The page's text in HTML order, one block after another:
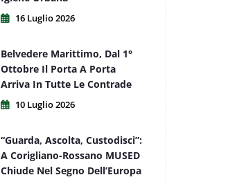
16 Luglio 2026
Belvedere Marittimo, Dal 1°
Ottobre Il Porta A Porta
Arriva In Tutte Le Contrade
10 Luglio 2026
“Guarda, Ascolta, Custodisci”:
A Corigliano-Rossano MUSED
Chiude Nel Segno Dell’Europa